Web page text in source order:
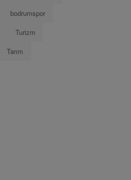
bodrumspor
Turizm
Tarım